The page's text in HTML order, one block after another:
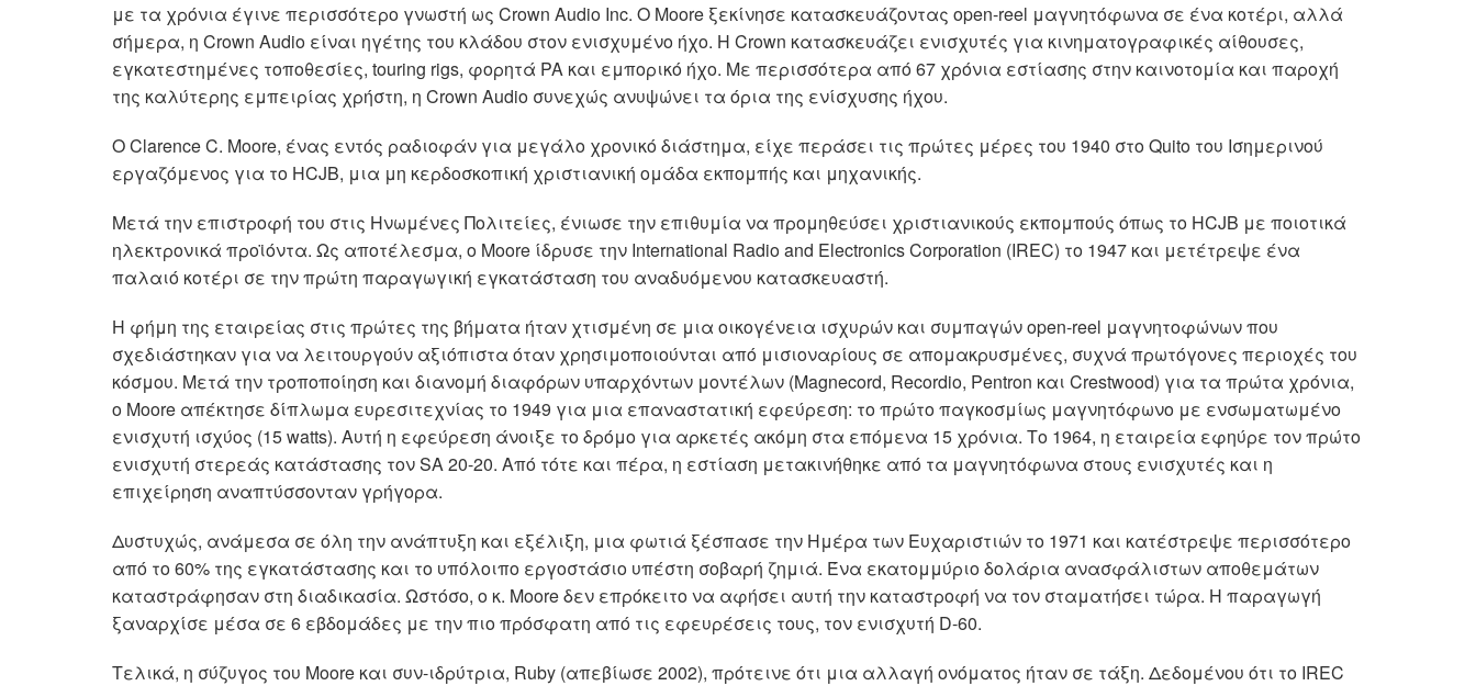
με τα χρόνια έγινε περισσότερο γνωστή ως Crown Audio Inc. Ο Moore ξεκίνησε κατασκευάζοντας open-reel μαγνητόφωνα σε ένα κοτέρι, αλλά
σήμερα, η Crown Audio είναι ηγέτης του κλάδου στον ενισχυμένο ήχο. Η Crown κατασκευάζει ενισχυτές για κινηματογραφικές αίθουσες,
εγκατεστημένες τοποθεσίες, touring rigs, φορητά PA και εμπορικό ήχο. Με περισσότερα από 67 χρόνια εστίασης στην καινοτομία και παροχή
της καλύτερης εμπειρίας χρήστη, η Crown Audio συνεχώς ανυψώνει τα όρια της ενίσχυσης ήχου.
Ο Clarence C. Moore, ένας εντός ραδιοφάν για μεγάλο χρονικό διάστημα, είχε περάσει τις πρώτες μέρες του 1940 στο Quito του Ισημερινού
εργαζόμενος για το HCJB, μια μη κερδοσκοπική χριστιανική ομάδα εκπομπής και μηχανικής.
Μετά την επιστροφή του στις Ηνωμένες Πολιτείες, ένιωσε την επιθυμία να προμηθεύσει χριστιανικούς εκπομπούς όπως το HCJB με ποιοτικά
ηλεκτρονικά προϊόντα. Ως αποτέλεσμα, ο Moore ίδρυσε την International Radio and Electronics Corporation (IREC) το 1947 και μετέτρεψε ένα
παλαιό κοτέρι σε την πρώτη παραγωγική εγκατάσταση του αναδυόμενου κατασκευαστή.
Η φήμη της εταιρείας στις πρώτες της βήματα ήταν χτισμένη σε μια οικογένεια ισχυρών και συμπαγών open-reel μαγνητοφώνων που
σχεδιάστηκαν για να λειτουργούν αξιόπιστα όταν χρησιμοποιούνται από μισιοναρίους σε απομακρυσμένες, συχνά πρωτόγονες περιοχές του
κόσμου. Μετά την τροποποίηση και διανομή διαφόρων υπαρχόντων μοντέλων (Magnecord, Recordio, Pentron και Crestwood) για τα πρώτα χρόνια,
ο Moore απέκτησε δίπλωμα ευρεσιτεχνίας το 1949 για μια επαναστατική εφεύρεση: το πρώτο παγκοσμίως μαγνητόφωνο με ενσωματωμένο
ενισχυτή ισχύος (15 watts). Αυτή η εφεύρεση άνοιξε το δρόμο για αρκετές ακόμη στα επόμενα 15 χρόνια. Το 1964, η εταιρεία εφηύρε τον πρώτο
ενισχυτή στερεάς κατάστασης τον SA 20-20. Από τότε και πέρα, η εστίαση μετακινήθηκε από τα μαγνητόφωνα στους ενισχυτές και η
επιχείρηση αναπτύσσονταν γρήγορα.
Δυστυχώς, ανάμεσα σε όλη την ανάπτυξη και εξέλιξη, μια φωτιά ξέσπασε την Ημέρα των Ευχαριστιών το 1971 και κατέστρεψε περισσότερο
από το 60% της εγκατάστασης και το υπόλοιπο εργοστάσιο υπέστη σοβαρή ζημιά. Ένα εκατομμύριο δολάρια ανασφάλιστων αποθεμάτων
καταστράφησαν στη διαδικασία. Ωστόσο, ο κ. Moore δεν επρόκειτο να αφήσει αυτή την καταστροφή να τον σταματήσει τώρα. Η παραγωγή
ξαναρχίσε μέσα σε 6 εβδομάδες με την πιο πρόσφατη από τις εφευρέσεις τους, τον ενισχυτή D-60.
Τελικά, η σύζυγος του Moore και συν-ιδρύτρια, Ruby (απεβίωσε 2002), πρότεινε ότι μια αλλαγή ονόματος ήταν σε τάξη. Δεδομένου ότι το IREC